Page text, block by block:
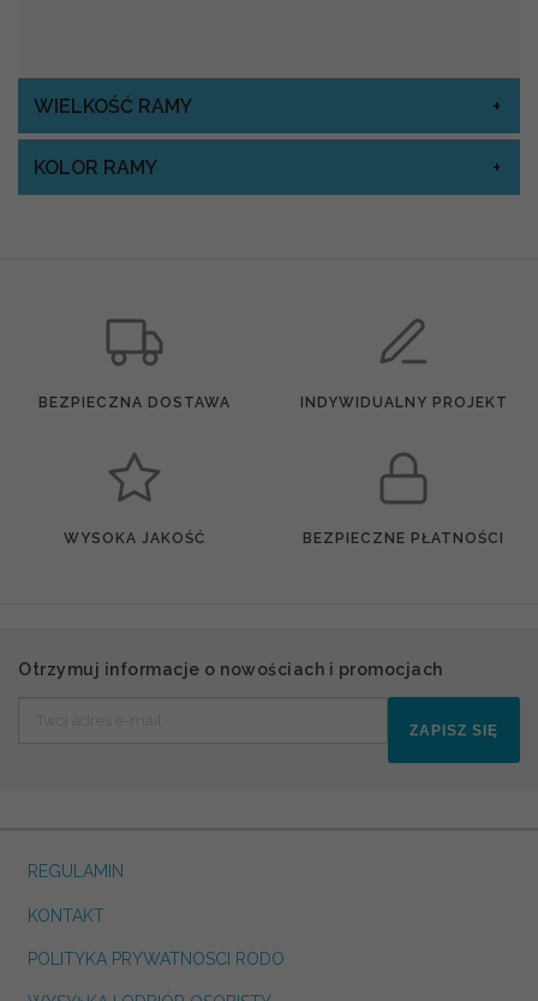
WIELKOŚĆ RAMY
KOLOR RAMY
BEZPIECZNA DOSTAWA INDYWIDUALNY PROJEKT
WYSOKA JAKOŚĆ BEZPIECZNE PŁATNOŚCI
Otrzymuj informacje o nowościach i promocjach
ZAPISZ SIĘ
REGULAMIN
KONTAKT
POLITYKA PRYWATNOSCI RODO